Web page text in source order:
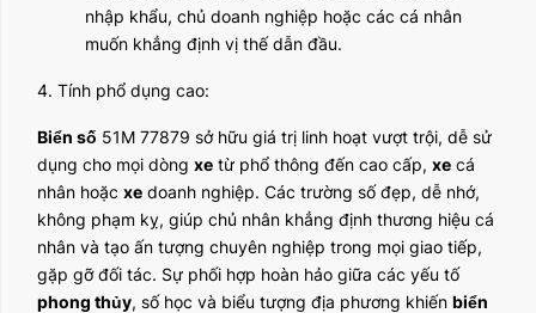
nhập khẩu, chủ doanh nghiệp hoặc các cá nhân
muốn khẳng định vị thế dẫn đầu.
4. Tính phổ dụng cao:
Biển số 51M 77879 sở hữu giá trị linh hoạt vượt trội, dễ sử
dụng cho mọi dòng xe từ phổ thông đến cao cấp, xe cá
nhân hoặc xe doanh nghiệp. Các trường số đẹp, dễ nhớ,
không phạm kỵ, giúp chủ nhân khẳng định thương hiệu cá
nhân và tạo ấn tượng chuyên nghiệp trong mọi giao tiếp,
gặp gỡ đối tác. Sự phối hợp hoàn hảo giữa các yếu tố
phong thủy, số học và biểu tượng địa phương khiến biển